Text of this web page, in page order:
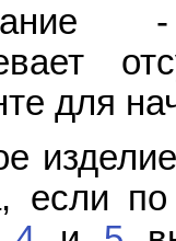
-
для
если